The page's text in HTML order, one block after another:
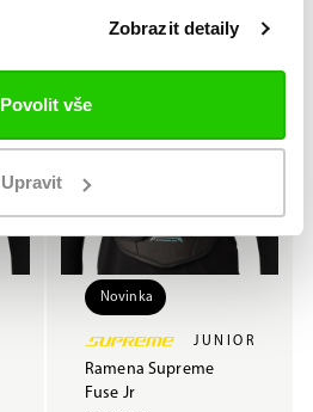
Zobrazit detaily
Povolit vše
Upravit
Novinka
JUNIOR
Ramena Supreme
Fuse Jr